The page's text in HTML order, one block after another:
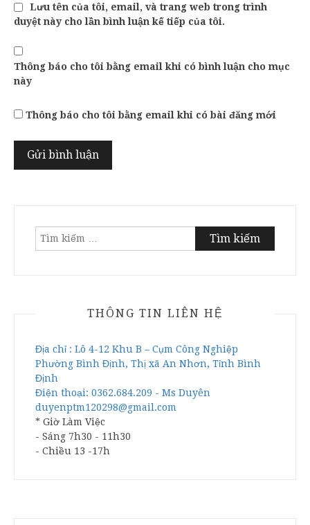
Lưu tên của tôi, email, và trang web trong trình
duyệt này cho lần bình luận kế tiếp của tôi.
Thông báo cho tôi bằng email khi có bình luận cho mục
này
Thông báo cho tôi bằng email khi có bài đăng mới
Tìm
THÔNG TIN LIÊN HỆ
Địa chỉ : Lô 4-12 Khu B – Cụm Công Nghiệp
Phường Bình Định, Thị xã An Nhơn, Tỉnh Bình
Định
Điện thoại: 0362.684.209 - Ms Duyên
duyenptm120298@gmail.com
* Giờ Làm Việc
- Sáng 7h30 - 11h30
- Chiều 13 -17h